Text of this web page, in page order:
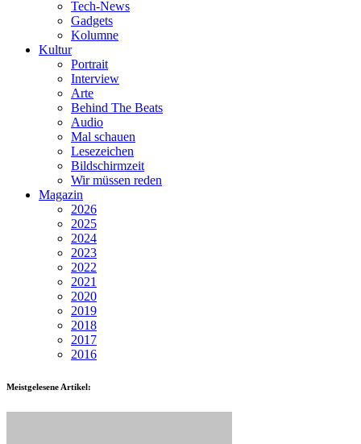
Tech-News
Gadgets
Kolumne
Kultur
Portrait
Interview
Arte
Behind The Beats
Audio
Mal schauen
Lesezeichen
Bildschirmzeit
Wir müssen reden
Magazin
2026
2025
2024
2023
2022
2021
2020
2019
2018
2017
2016
Meistgelesene Artikel: